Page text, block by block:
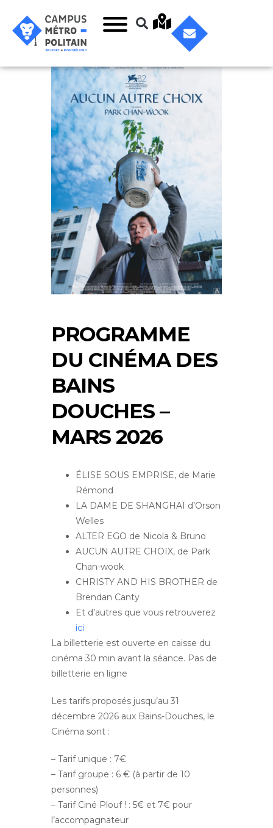
PROGRAMME
DU CINÉMA DES
BAINS
DOUCHES –
MARS 2026
ÉLISE SOUS EMPRISE, de Marie
Rémond
LA DAME DE SHANGHAÏ d’Orson
Welles
ALTER EGO de Nicola & Bruno
AUCUN AUTRE CHOIX, de Park
Chan-wook
CHRISTY AND HIS BROTHER de
Brendan Canty
Et d’autres que vous retrouverez
ici
La billetterie est ouverte en caisse du
cinéma 30 min avant la séance. Pas de
billetterie en ligne
Les tarifs proposés jusqu’au 31
décembre 2026 aux Bains-Douches, le
Cinéma sont :
– Tarif unique : 7€
– Tarif groupe : 6 € (à partir de 10
personnes)
– Tarif Ciné Plouf ! : 5€ et 7€ pour
l’accompagnateur